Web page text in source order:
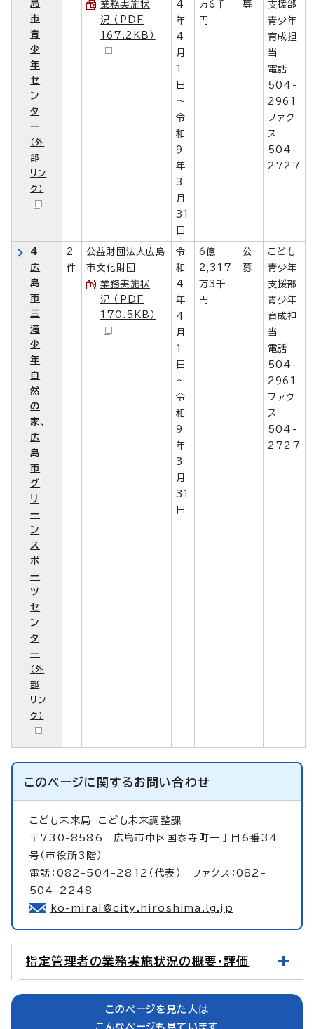
島
市
青
少
年
セ
ン
タ
ー
（外
部
リン
ク）
業務実施状
況 （PDF
167.2KB）
4
年
4
月
1
日
～
令
和
9
年
3
月
31
日
万6千
円
募
支援部
青少年
育成担
当
電話
504-
2961
ファク
ス
504-
2727
4
広
島
市
三
滝
少
年
自
然
の
家、
広
島
市
グ
リ
ー
ン
ス
ポ
ー
ツ
セ
ン
タ
ー
（外
部
リン
ク）
2
件
公益財団法人広島
市文化財団
業務実施状
況 （PDF
170.5KB）
令
和
4
年
4
月
1
日
～
令
和
9
年
3
月
31
日
6億
2,317
万3千
円
公
募
こども
青少年
支援部
青少年
育成担
当
電話
504-
2961
ファク
ス
504-
2727
このページに関するお問い合わせ
こども未来局 こども未来調整課
〒730-8586 広島市中区国泰寺町一丁目6番34
号（市役所3階）
電話：082-504-2812（代表） ファクス：082-
504-2248
ko-mirai@city.hiroshima.lg.jp
指定管理者の業務実施状況の概要・評価
このページを見た人は
こんなページも見ています